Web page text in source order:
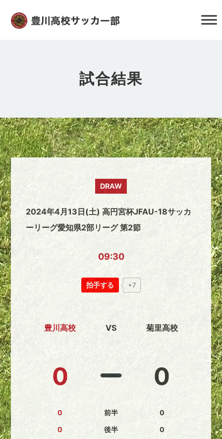
試合結果
DRAW
2024年4月13日(土) 高円宮杯JFAU-18サッカ
ーリーグ愛知県2部リーグ 第2節
09:30
拍手する +7
豊川高校
0
0
0
VS
前半
後半
菊里高校
0
0
0